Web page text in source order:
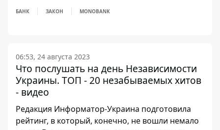
БАНК ЗАКОН MONOBANK
06:53, 24 августа 2023
Что послушать на день Независимости
Украины. ТОП - 20 незабываемых хитов
- видео
Редакция Информатор-Украина подготовила
рейтинг, в который, конечно, не вошли немало